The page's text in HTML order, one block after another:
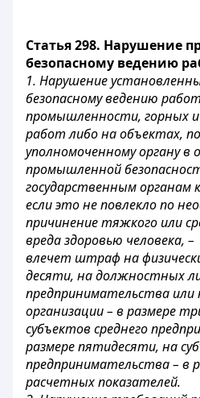
Статья 298. Нарушение
безопасному ведению
1. Нарушение
безопасному ведению
промышленности, горных
работ либо на объектах,
уполномоченному органу в
промышленной
государственным органам
если это не повлекло по
причинение тяжкого или
вреда здоровью человека, –
влечет штраф на
десяти, на должностных
предпринимательства или
организации – в размере
субъектов среднего
размере пятидесяти, на
предпринимательства – в
расчетных показателей.